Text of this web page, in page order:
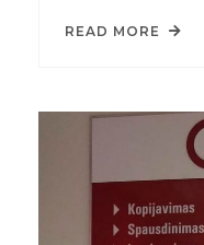
READ MORE